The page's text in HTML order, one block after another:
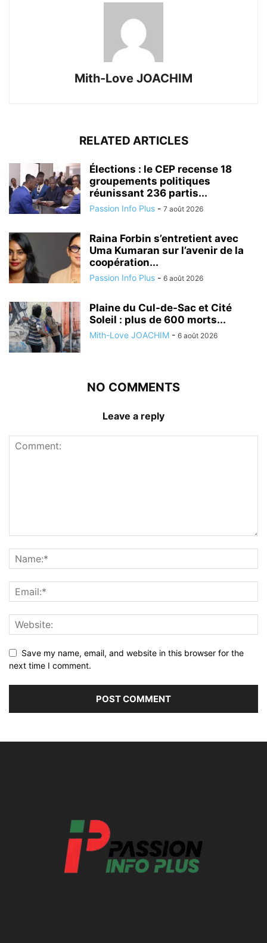
Mith-Love JOACHIM
RELATED ARTICLES
Élections : le CEP recense 18
groupements politiques
réunissant 236 partis...
Passion Info Plus - 7 août 2026
Raina Forbin s’entretient avec
Uma Kumaran sur l’avenir de la
coopération...
Passion Info Plus - 6 août 2026
Plaine du Cul-de-Sac et Cité
Soleil : plus de 600 morts...
Mith-Love JOACHIM - 6 août 2026
NO COMMENTS
Leave a reply
Save my name, email, and website in this browser for the
next time I comment.